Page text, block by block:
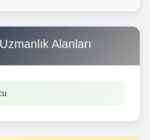
Uzmanlık Alanları